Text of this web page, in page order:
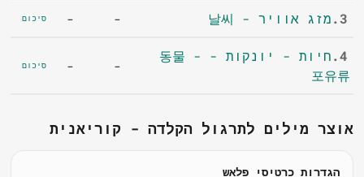
3. מזג אוויר - 날씨 -
- סיכום
4.
חיות - יונקות - 동물 -
포유류
-
- סיכום
אוצר מילים לתרגול הקלדה - קוריאנית
הגדרות כרטיסי פלאש